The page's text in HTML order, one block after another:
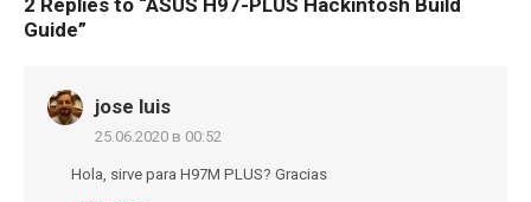
2 Replies to “ASUS H97-PLUS Hackintosh Build
Guide”
jose luis
25.06.2020 в 00:52
Hola, sirve para H97M PLUS? Gracias